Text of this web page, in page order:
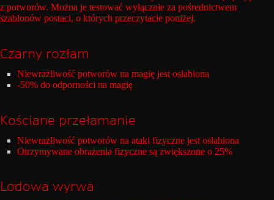
z potworów. Można je testować wyłącznie za pośrednictwem
szablonów postaci, o których przeczytacie poniżej.
Czarny rozłam
Niewrażliwość potworów na magię jest osłabiona
-50% do odporności na magię
Kościane przełamanie
Niewrażliwość potworów na ataki fizyczne jest osłabiona
Otrzymywane obrażenia fizyczne są zwiększone o 25%
Lodowa wyrwa